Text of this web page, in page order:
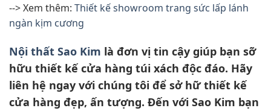
--> Xem thêm: Thiết kế showroom trang sức lấp lánh
ngàn kịm cương
Nội thất Sao Kim là đơn vị tin cậy giúp bạn sỡ
hữu thiết kế cửa hàng túi xách độc đáo. Hãy
liên hệ ngay với chúng tôi để sở hữ thiết kế
cửa hàng đẹp, ấn tượng. Đến với Sao Kim bạn